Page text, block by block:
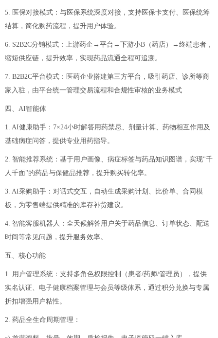
5. 医保对接模式：与医保系统深度对接，支持医保卡支付、医保统筹
结算，简化购药流程，提升用户体验。
6. S2B2C分销模式：上游药企→平台→下游小B（药店）→终端患者，
缩短供应链，提升效率，实现药品流通全程可追溯。
7. B2B2C平台模式：医药企业搭建第三方平台，吸引药店、诊所等商
家入驻，由平台统一管理交易流程和合规性审核的业务模式
四、AI智能体
1. AI健康助手：7×24小时解答用药禁忌、剂量计算、药物相互作用及
基础病症问答，提供专业用药指导。
2. 智能推荐系统：基于用户画像、病症标签与药品知识图谱，实现"千
人千面"的药品与保健品推荐，提升购买转化率。
3. AI采购助手：对话式交互，自动生成采购计划、比价单、合同模
板，为零售端提供精准的库存补货建议。
4. 智能客服机器人：全天候解答用户关于药品信息、订单状态、配送
时间等常见问题，提升服务效率。
五、核心功能
1. 用户管理系统：支持多角色权限控制（患者/药师/管理员），提供
实名认证、电子健康档案管理与会员等级体系，通过积分兑换与专属
折扣增强用户粘性。
2. 药品全生命周期管理：